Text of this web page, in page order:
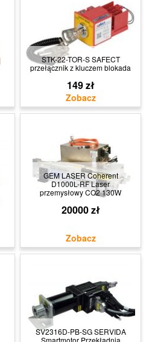
STK-22-TOR-S SAFECT
przełącznik z kluczem blokada
149 zł
GEM LASER Coherent
D1000L-RF Laser
przemysłowy CO2 130W
20000 zł
SV2316D-PB-SG SERVIDA
Smartmotor Przekładnia